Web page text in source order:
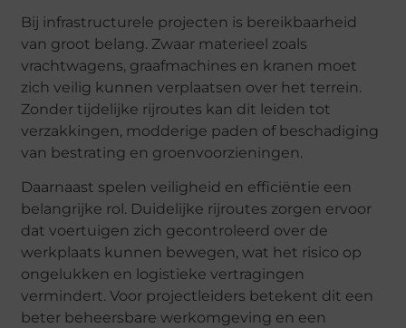
Bij infrastructurele projecten is bereikbaarheid
van groot belang. Zwaar materieel zoals
vrachtwagens, graafmachines en kranen moet
zich veilig kunnen verplaatsen over het terrein.
Zonder tijdelijke rijroutes kan dit leiden tot
verzakkingen, modderige paden of beschadiging
van bestrating en groenvoorzieningen.
Daarnaast spelen veiligheid en efficiëntie een
belangrijke rol. Duidelijke rijroutes zorgen ervoor
dat voertuigen zich gecontroleerd over de
werkplaats kunnen bewegen, wat het risico op
ongelukken en logistieke vertragingen
vermindert. Voor projectleiders betekent dit een
beter beheersbare werkomgeving en een